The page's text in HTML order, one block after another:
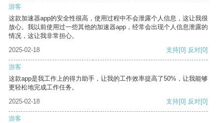
游客
这款加速器app的安全性很高，使用过程中不会泄露个人信息，这让我很
放心。我以前使用过一些其他的加速器app，经常会出现个人信息泄露的
情况，这让我非常担心。
2025-02-18
支持[0] 反对[0]
游客
这款app是我工作上的得力助手，让我的工作效率提高了50%，让我能够
更轻松地完成工作任务。
2025-02-18
支持[0] 反对[0]
游客